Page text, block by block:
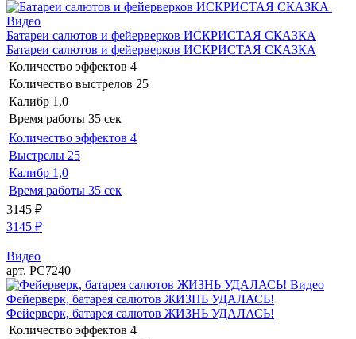
Видео
Батареи салютов и фейерверков ИСКРИСТАЯ СКАЗКА
Батареи салютов и фейерверков ИСКРИСТАЯ СКАЗКА
Количество эффектов 4
Количество выстрелов 25
Калибр 1,0
Время работы 35 сек
Количество эффектов 4
Выстрелы 25
Калибр 1,0
Время работы 35 сек
3145 ₽
3145 ₽
Видео
арт. РС7240
Видео
Фейерверк, батарея салютов ЖИЗНЬ УДАЛАСЬ!
Фейерверк, батарея салютов ЖИЗНЬ УДАЛАСЬ!
Количество эффектов 4